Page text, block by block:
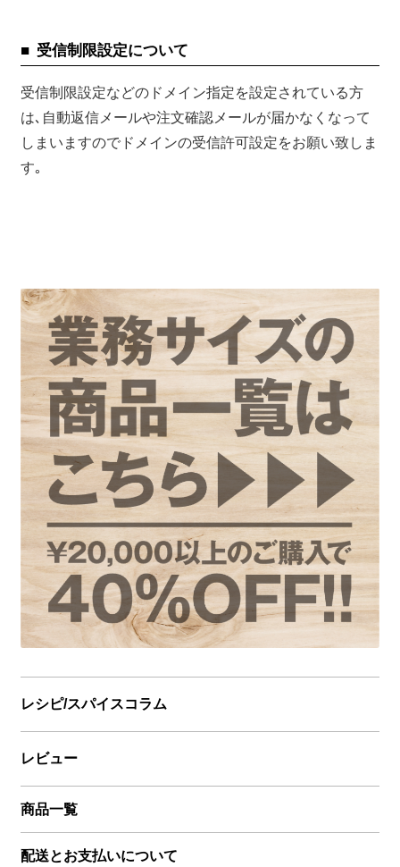
受信制限設定について
受信制限設定などのドメイン指定を設定されている方
は､自動返信メールや注文確認メールが届かなくなって
しまいますのでドメインの受信許可設定をお願い致しま
す｡
レシピ/スパイスコラム
レビュー
商品一覧
配送とお支払いについて